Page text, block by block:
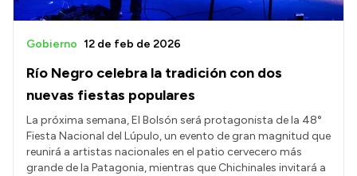
Río Negro celebra la tradición con dos
nuevas fiestas populares
Gobierno 12 de feb de 2026
La próxima semana, El Bolsón será protagonista de la 48°
Fiesta Nacional del Lúpulo, un evento de gran magnitud que
reunirá a artistas nacionales en el patio cervecero más
grande de la Patagonia, mientras que Chichinales invitará a